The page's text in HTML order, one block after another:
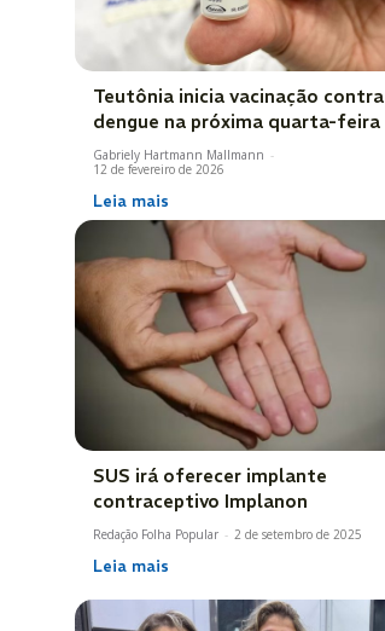
Teutônia inicia vacinação contra
dengue na próxima quarta-feira
Gabriely Hartmann Mallmann -
12 de fevereiro de 2026
Leia mais
SUS irá oferecer implante
contraceptivo Implanon
Redação Folha Popular - 2 de setembro de 2025
Leia mais